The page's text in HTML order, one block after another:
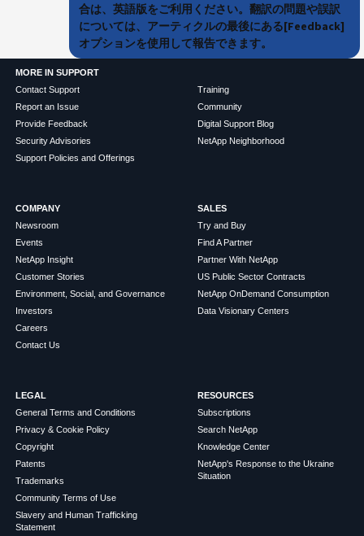
合は、英語版をご利用ください。翻訳の問題や誤訳
については、アーティクルの最後にある[Feedback]
オプションを使用して報告できます。
MORE IN SUPPORT
Contact Support
Report an Issue
Provide Feedback
Security Advisories
Support Policies and Offerings
Training
Community
Digital Support Blog
NetApp Neighborhood
COMPANY
Newsroom
Events
NetApp Insight
Customer Stories
Environment, Social, and Governance
Investors
Careers
Contact Us
SALES
Try and Buy
Find A Partner
Partner With NetApp
US Public Sector Contracts
NetApp OnDemand Consumption
Data Visionary Centers
LEGAL
General Terms and Conditions
Privacy & Cookie Policy
Copyright
Patents
Trademarks
Community Terms of Use
Slavery and Human Trafficking
Statement
RESOURCES
Subscriptions
Search NetApp
Knowledge Center
NetApp's Response to the Ukraine
Situation